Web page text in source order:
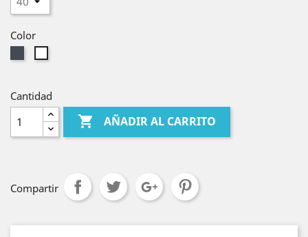
Color
Cantidad
 AÑADIR AL CARRITO
Compartir